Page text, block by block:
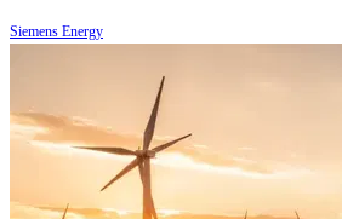
Siemens Energy